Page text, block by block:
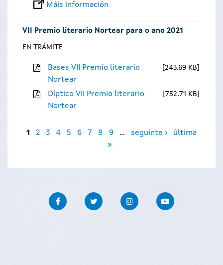
Máis información
VII Premio literario Nortear para o ano 2021
EN TRÁMITE
Bases VII Premio literario
Nortear
243.69 KB
Díptico VII Premio literario
Nortear
752.71 KB
Páxinas
1 2 3 4 5 6 7 8 9 … seguinte ›
última
»
FacebookTwitter InstagramYoutube